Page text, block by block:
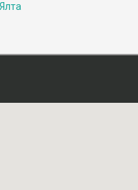
Ялта